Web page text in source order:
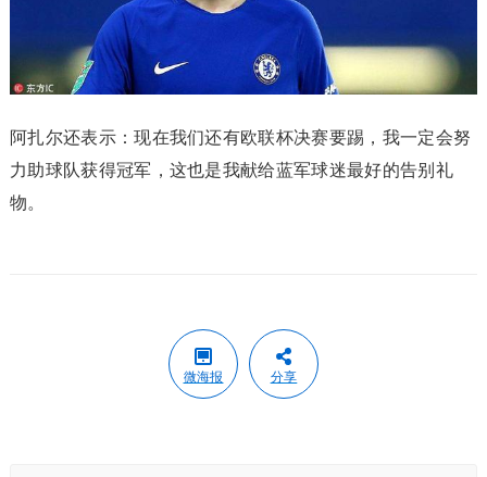
阿扎尔还表示：现在我们还有欧联杯决赛要踢，我一定会努
力助球队获得冠军，这也是我献给蓝军球迷最好的告别礼
物。
微海报 分享